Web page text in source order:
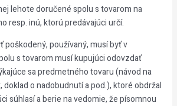
lehote doručené spolu s tovarom na
resp. inú, ktorú predávajúci určí.
poškodený, používaný, musí byť v
s tovarom musí kupujúci odovzdať
sa predmetného tovaru (návod na
doklad o nadobudnutí a pod.), ktoré obdržal
súhlasí a berie na vedomie, že písomnou